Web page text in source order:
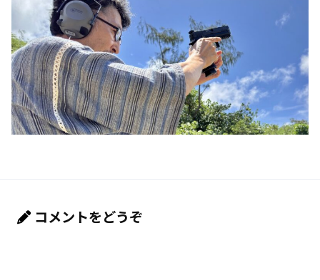
コメントをどうぞ